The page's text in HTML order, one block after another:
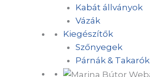
Kabát állványok
Vázák
Kiegészítők
Szőnyegek
Párnák & Takarók